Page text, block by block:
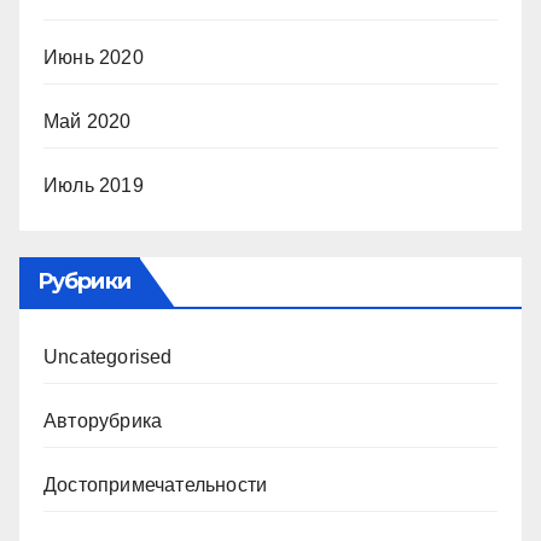
Июнь 2020
Май 2020
Июль 2019
Рубрики
Uncategorised
Авторубрика
Достопримечательности